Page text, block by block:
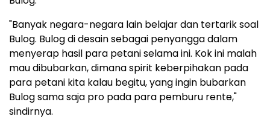
"Banyak negara-negara lain belajar dan tertarik soal
Bulog. Bulog di desain sebagai penyangga dalam
menyerap hasil para petani selama ini. Kok ini malah
mau dibubarkan, dimana spirit keberpihakan pada
para petani kita kalau begitu, yang ingin bubarkan
Bulog sama saja pro pada para pemburu rente,"
sindirnya.